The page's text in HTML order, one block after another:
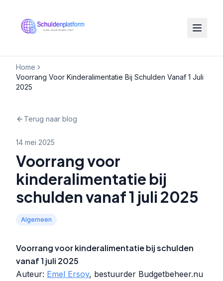
Home
Voorrang Voor Kinderalimentatie Bij Schulden Vanaf 1 Juli
2025
Terug naar blog
14 mei 2025
Voorrang voor
kinderalimentatie bij
schulden vanaf 1 juli 2025
Algemeen
Voorrang voor kinderalimentatie bij schulden
vanaf 1 juli 2025
Auteur: Emel Ersoy, bestuurder Budgetbeheer.nu